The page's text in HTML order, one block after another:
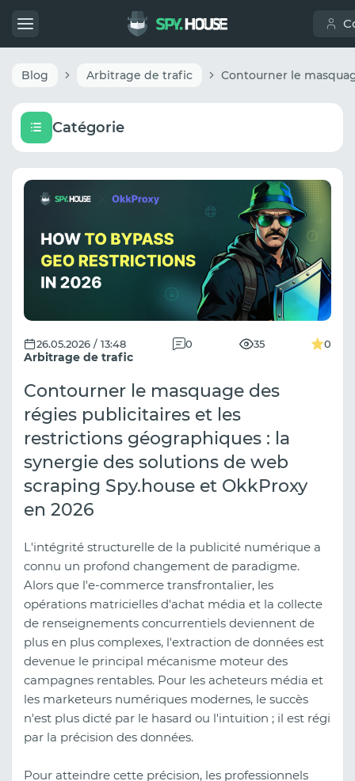
Blog Arbitrage de trafic
Catégorie
Arbitrage de trafic
26.05.2026 / 13:48 0 35 0
Contourner le masquage des
régies publicitaires et les
restrictions géographiques : la
synergie des solutions de web
scraping Spy.house et OkkProxy
en 2026
L'intégrité structurelle de la publicité numérique a
connu un profond changement de paradigme.
Alors que l'e-commerce transfrontalier, les
opérations matricielles d'achat média et la collecte
de renseignements concurrentiels deviennent de
plus en plus complexes, l'extraction de données est
devenue le principal mécanisme moteur des
campagnes rentables. Pour les acheteurs média et
les marketeurs numériques modernes, le succès
n'est plus dicté par le hasard ou l'intuition ; il est régi
par la précision des données.
Pour atteindre cette précision, les professionnels